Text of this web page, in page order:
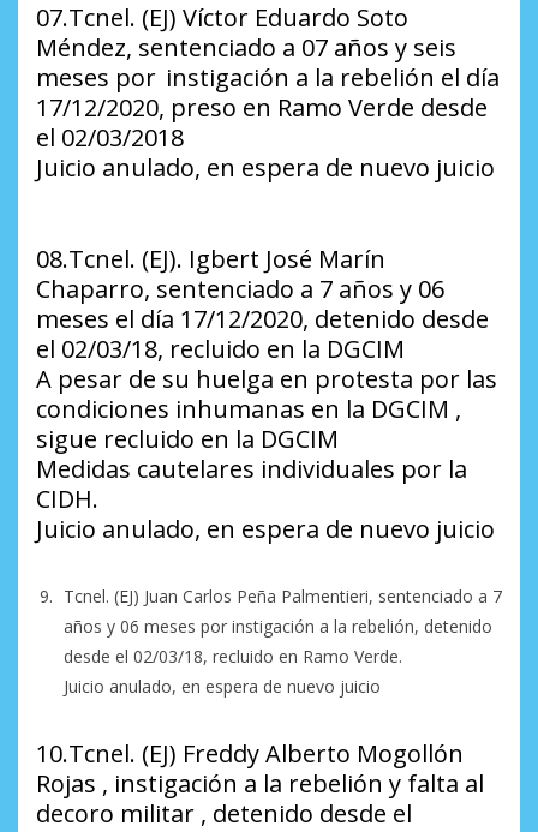
07.Tcnel. (EJ) Víctor Eduardo Soto
Méndez, sentenciado a 07 años y seis
meses por instigación a la rebelión el día
17/12/2020, preso en Ramo Verde desde
el 02/03/2018
Juicio anulado, en espera de nuevo juicio
08.Tcnel. (EJ). Igbert José Marín
Chaparro, sentenciado a 7 años y 06
meses el día 17/12/2020, detenido desde
el 02/03/18, recluido en la DGCIM
A pesar de su huelga en protesta por las
condiciones inhumanas en la DGCIM ,
sigue recluido en la DGCIM
Medidas cautelares individuales por la
CIDH.
Juicio anulado, en espera de nuevo juicio
Tcnel. (EJ) Juan Carlos Peña Palmentieri, sentenciado a 7
años y 06 meses por instigación a la rebelión, detenido
desde el 02/03/18, recluido en Ramo Verde.
Juicio anulado, en espera de nuevo juicio
10.Tcnel. (EJ) Freddy Alberto Mogollón
Rojas , instigación a la rebelión y falta al
decoro militar , detenido desde el